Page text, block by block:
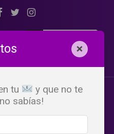
×
tu
y que no te
sabías!